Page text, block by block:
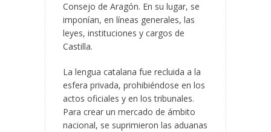
Consejo de Aragón. En su lugar, se
imponían, en líneas generales, las
leyes, instituciones y cargos de
Castilla.
La lengua catalana fue recluida a la
esfera privada, prohibiéndose en los
actos oficiales y en los tribunales.
Para crear un mercado de ámbito
nacional, se suprimieron las aduanas